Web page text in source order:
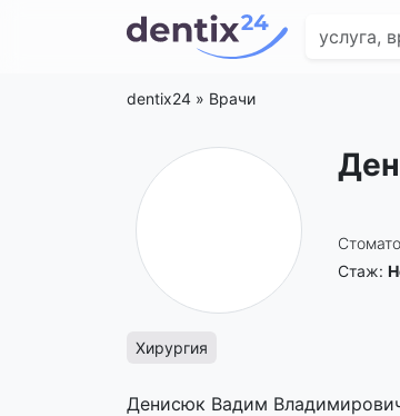
dentix24 » Врачи
Стаж:
Хирургия
Денисюк Вадим